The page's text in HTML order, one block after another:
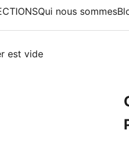
Qui nous sommes
est vide